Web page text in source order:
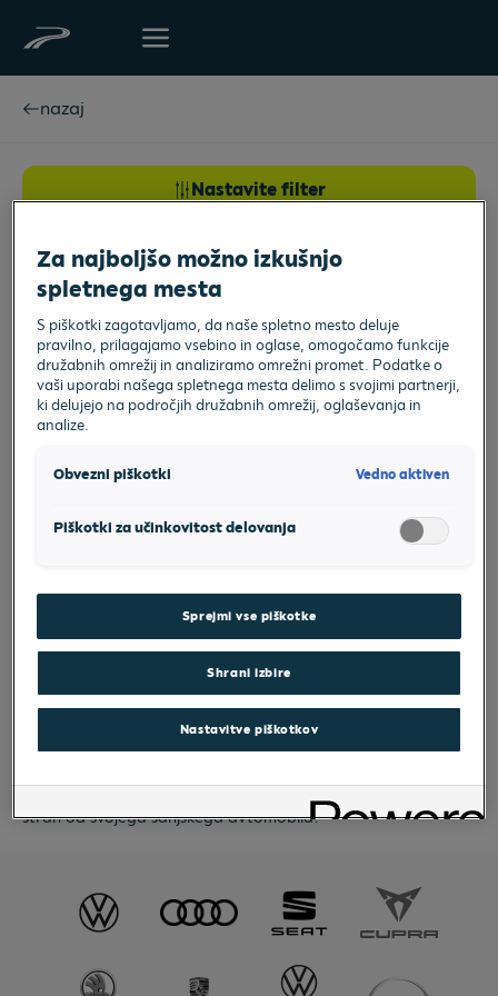
nazaj
Nastavite filter
Trenutno na voljo ni nobenih vozil v želeni kombinaciji.
Poskusite znova, z manj ali spremenjenimi iskalnimi
kriteriji.
VW Ponastavite vse filtre
CAR4ME
Vozila na stran 12
Financiranje vašega rabljenega avtomobila preverjene
kakovosti in po najboljši ceni. Odkrijte vozila za financiranje v
vaši bližini v našem spletnem iskanju avtomobilov. In najboljši
stran od svojega sanjskega avtomobila!
Za najboljšo možno izkušnjo
spletnega mesta
S piškotki zagotavljamo, da naše spletno mesto deluje
pravilno, prilagajamo vsebino in oglase, omogočamo funkcije
družabnih omrežij in analiziramo omrežni promet. Podatke o
vaši uporabi našega spletnega mesta delimo s svojimi partnerji,
ki delujejo na področjih družabnih omrežij, oglaševanja in
analize.
Obvezni piškotki Vedno aktiven
Piškotki za učinkovitost delovanja
Sprejmi vse piškotke
Shrani izbire
Nastavitve piškotkov